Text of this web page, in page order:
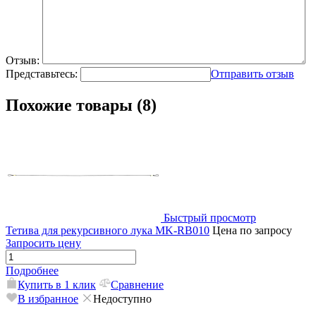
Отзыв:
Представьтесь:
Отправить отзыв
Похожие товары (8)
Быстрый просмотр
Тетива для рекурсивного лука MK-RB010 Цена по запросу
Запросить цену
Подробнее
Купить в 1 клик
Сравнение
В избранное
Недоступно